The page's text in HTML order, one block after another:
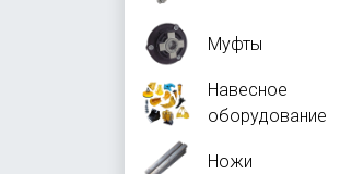
Муфты
Навесное
оборудование
Ножи